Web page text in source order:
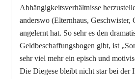
Abhängigkeitsverhältnisse
anderswo (Elternhaus, Geschwister,
angelernt hat. So sehr es den
Geldbeschaffungsbogen gibt, ist
sehr viel mehr ein episch und
Die Diegese bleibt nicht star bei der